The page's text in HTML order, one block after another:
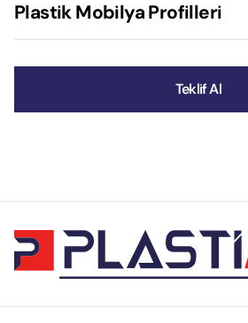
Plastik Mobilya Profilleri
Teklif Al